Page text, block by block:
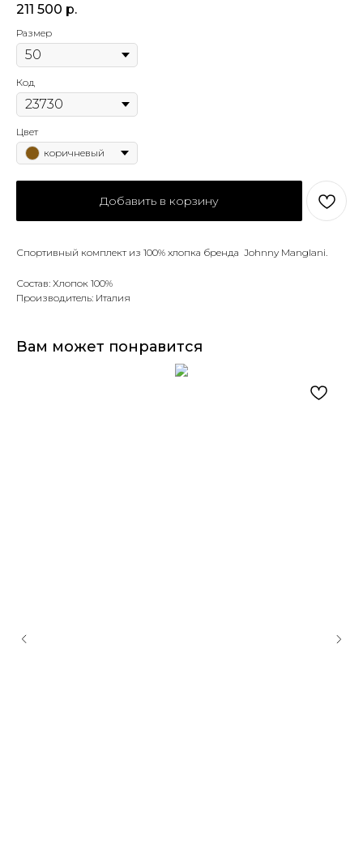
211 500 р.
Размер
Код
Цвет
коричневый
Добавить в корзину
Спортивный комплект из 100% хлопка бренда Johnny Manglani.
Состав: Хлопок 100%
Производитель: Италия
Вам может понравится